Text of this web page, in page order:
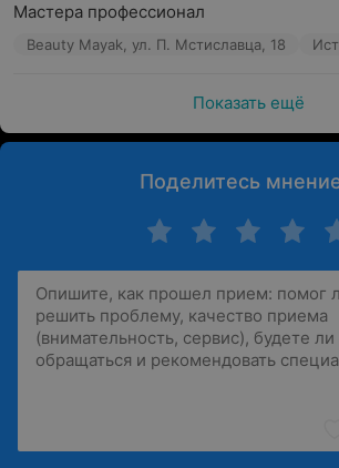
Мастера профессионал
Beauty Mayak, ул. П. Мстиславца, 18
Показать ещё
Поделитесь